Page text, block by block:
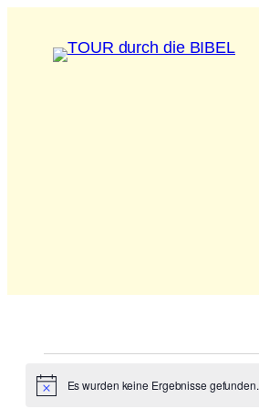
Veranstaltungen
HinweisEs wurden keine Ergebnisse gefunden.